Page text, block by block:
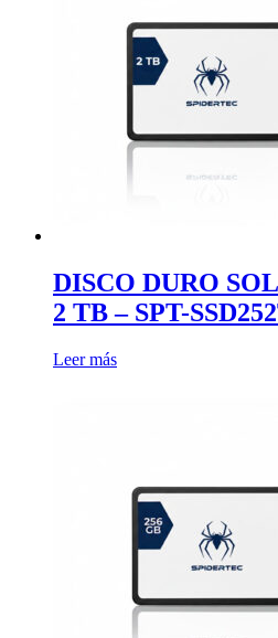
DISCO DURO
2 TB – SPT-
Leer más